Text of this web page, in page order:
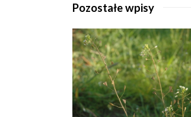
Pozostałe wpisy